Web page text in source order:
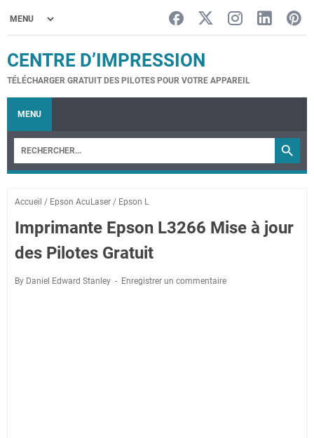
CENTRE D’IMPRESSION
TÉLÉCHARGER GRATUIT DES PILOTES POUR VOTRE APPAREIL
MENU
Accueil / Epson AcuLaser / Epson L
Imprimante Epson L3266 Mise à jour
des Pilotes Gratuit
By Daniel Edward Stanley Enregistrer un commentaire